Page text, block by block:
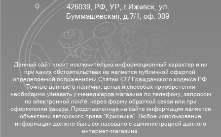
426039, РФ, УР, г.Ижевск, ул.
Буммашевская, д.7/1, оф. 309
Данный сайт носит исключительно информационный характер и ни
при каких обстоятельствах не является публичной офертой,
определяемой положениями Статьи 437 Гражданского кодекса РФ.
Точные данные о наличии, ценах и способах приобретения
необходимо узнавать у менеджеров магазина по телефону, запросом
по электронной почте, через форму обратной связи или при
оформлении заказа. Представленная на сайте информация является
объектами авторского права "Крионика". Любое использование
информации должно быть согласовано с администрацией данного
интернет-магазина.